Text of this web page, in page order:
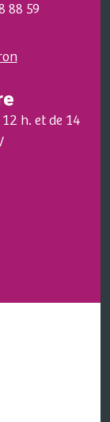
88 59
h. et de 14